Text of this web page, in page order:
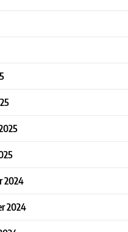
2024
2024